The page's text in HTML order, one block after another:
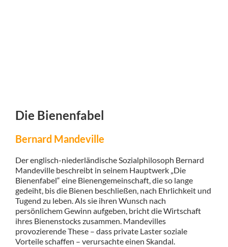
Die Bienenfabel
Bernard Mandeville
Der englisch-niederländische Sozialphilosoph Bernard
Mandeville beschreibt in seinem Hauptwerk „Die
Bienenfabel“ eine Bienengemeinschaft, die so lange
gedeiht, bis die Bienen beschließen, nach Ehrlichkeit und
Tugend zu leben. Als sie ihren Wunsch nach
persönlichem Gewinn aufgeben, bricht die Wirtschaft
ihres Bienenstocks zusammen. Mandevilles
provozierende These – dass private Laster soziale
Vorteile schaffen – verursachte einen Skandal.